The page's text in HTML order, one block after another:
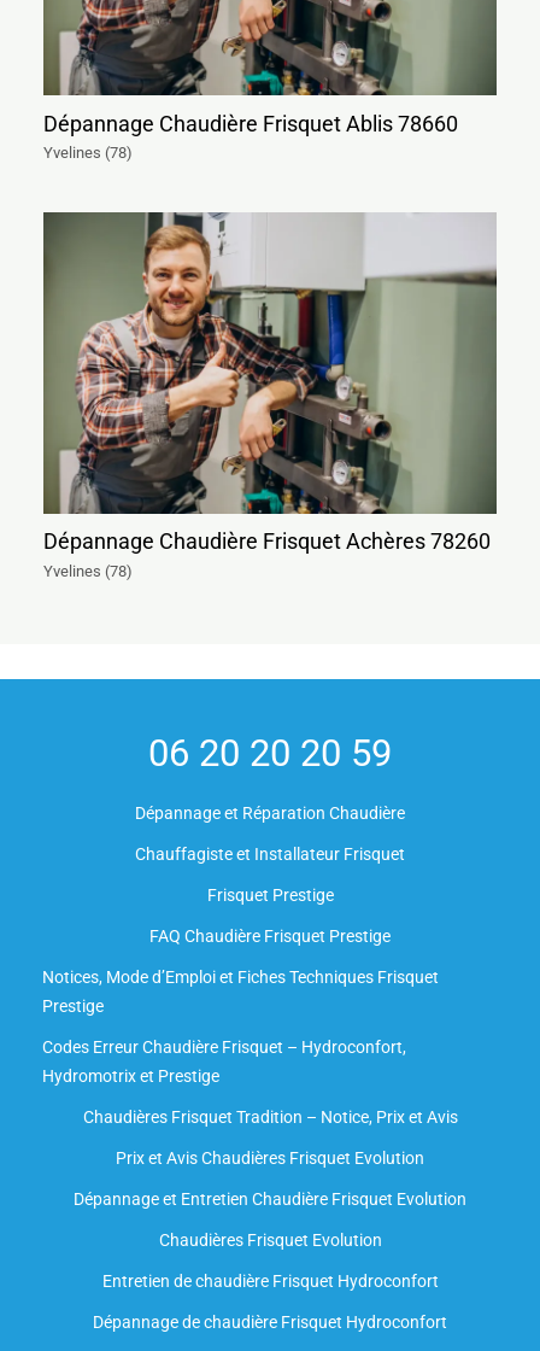
Dépannage Chaudière Frisquet Ablis 78660
Yvelines (78)
Dépannage Chaudière Frisquet Achères 78260
Yvelines (78)
06 20 20 20 59
Dépannage et Réparation Chaudière
Chauffagiste et Installateur Frisquet
Frisquet Prestige
FAQ Chaudière Frisquet Prestige
Notices, Mode d’Emploi et Fiches Techniques Frisquet
Prestige
Codes Erreur Chaudière Frisquet – Hydroconfort,
Hydromotrix et Prestige
Chaudières Frisquet Tradition – Notice, Prix et Avis
Prix et Avis Chaudières Frisquet Evolution
Dépannage et Entretien Chaudière Frisquet Evolution​
Chaudières Frisquet Evolution
Entretien de chaudière Frisquet Hydroconfort
Dépannage de chaudière Frisquet Hydroconfort